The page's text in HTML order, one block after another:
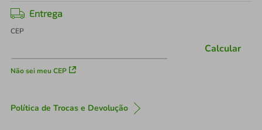
Entrega
CEP
Não sei meu CEP
Calcular
Política de Trocas e Devolução